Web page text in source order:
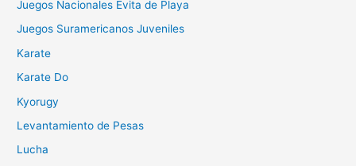
Juegos Nacionales Evita de Playa
Juegos Suramericanos Juveniles
Karate
Karate Do
Kyorugy
Levantamiento de Pesas
Lucha